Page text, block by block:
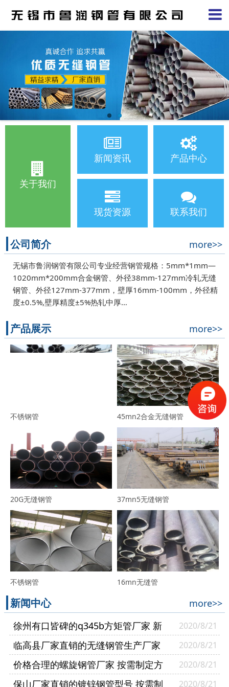
关于我们
新闻资讯 产品中心
现货资源 联系我们
公司简介 more>>
无锡市鲁润钢管有限公司专业经营钢管规格：5mm*1mm—
1020mm*200mm合金钢管、外径38mm-127mm冷轧无缝
钢管、外径127mm-377mm，壁厚16mm-100mm，外径精
度±0.5%,壁厚精度±5%热轧中厚…
产品展示 more>>
不锈钢管 45mn2合金无缝钢管
20G无缝钢管 37mn5无缝钢管
不锈钢管 16mn无缝管
新闻中心
more>>
徐州有口皆碑的q345b方矩管厂家 新
货供应
2020/8/21
临高县厂家直销的无缝钢管生产厂家
实力厂家
2020/8/21
价格合理的螺旋钢管厂家 按需制定方
矩管厂家
2020/8/21
保山厂家直销的镀锌钢管型号 按需制 2020/8/21